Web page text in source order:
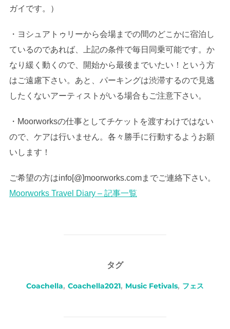
ガイです。）
・ヨシュアトゥリーから会場までの間のどこかに宿泊し
ているのであれば、上記の条件で毎日同乗可能です。か
なり緩く動くので、開始から最後までいたい！という方
はご遠慮下さい。あと、パーキングは渋滞するので見逃
したくないアーティストがいる場合もご注意下さい。
・Moorworksの仕事としてチケットを渡すわけではない
ので、ケアは行いません。各々勝手に行動するようお願
いします！
ご希望の方はinfo[@]moorworks.comまでご連絡下さい。
Moorworks Travel Diary – 記事一覧
タグ
Coachella, Coachella2021, Music Fetivals, フェス